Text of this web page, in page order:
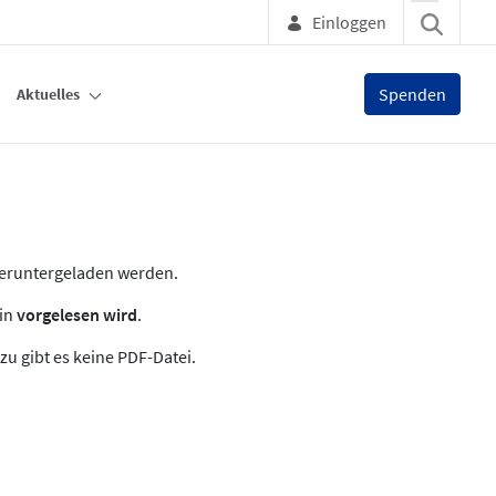
Einloggen
Aktuelles Spenden
werden.
vorgelesen wird.
gibt es keine PDF-Datei.